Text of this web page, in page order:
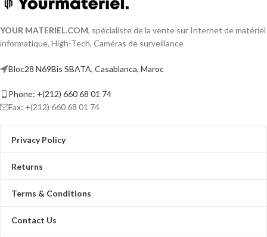
YOUR MATERIEL.COM, spécialiste de la vente sur Internet de matériel
informatique, High-Tech, Caméras de surveillance
Bloc28 N69Bis SBATA, Casablanca, Maroc
Phone: +(212) 660 68 01 74
Fax: +(212) 660 68 01 74
Privacy Policy
Returns
Terms & Conditions
Contact Us